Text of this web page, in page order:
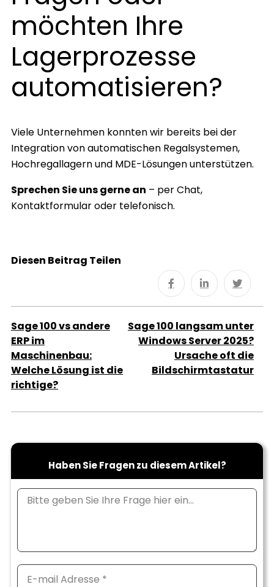
möchten Ihre
Lagerprozesse
automatisieren?
Viele Unternehmen konnten wir bereits bei der
Integration von automatischen Regalsystemen,
Hochregallagern und MDE-Lösungen unterstützen.
Sprechen Sie uns gerne an – per Chat,
Kontaktformular oder telefonisch.
Diesen Beitrag Teilen
Sage 100 vs andere
ERP im
Maschinenbau:
Welche Lösung ist die
richtige?
Sage 100 langsam unter
Windows Server 2025?
Ursache oft die
Bildschirmtastatur
Haben Sie Fragen zu diesem Artikel?